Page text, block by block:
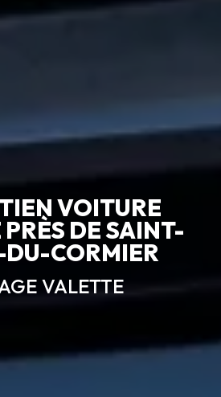
VOITURE
DE SAINT-
CORMIER
VALETTE